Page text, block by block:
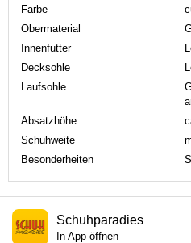
Farbe
Obermaterial
Innenfutter
Decksohle
Laufsohle
Absatzhöhe
Schuhweite
Besonderheiten
Schuhparadies
In App öffnen